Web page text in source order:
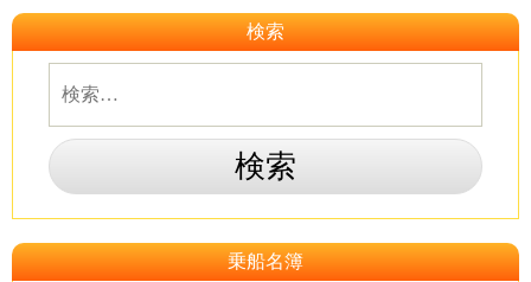
検索
乗船名簿